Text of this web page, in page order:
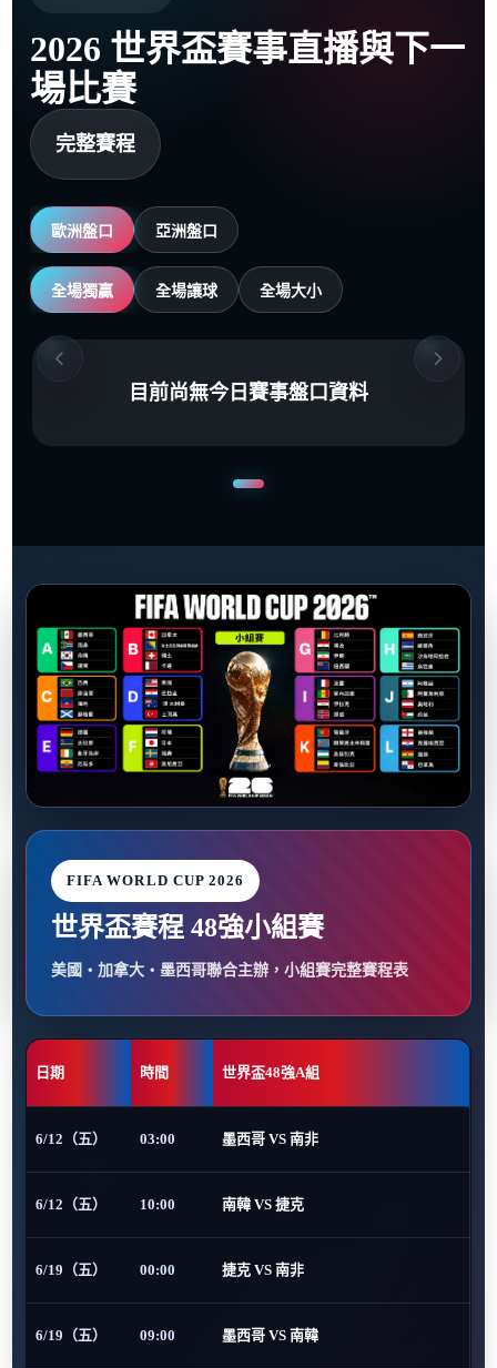
2026 世界盃賽事直播與下一
場比賽
完整賽程
歐洲盤口 亞洲盤口
全場獨贏 全場讓球 全場大小
目前尚無今日賽事盤口資料
FIFA WORLD CUP 2026
世界盃賽程 48強小組賽
美國・加拿大・墨西哥聯合主辦，小組賽完整賽程表
日期 時間 世界盃48強A組
6/12（五） 03:00 墨西哥 VS 南非
6/12（五） 10:00 南韓 VS 捷克
6/19（五） 00:00 捷克 VS 南非
6/19（五） 09:00 墨西哥 VS 南韓